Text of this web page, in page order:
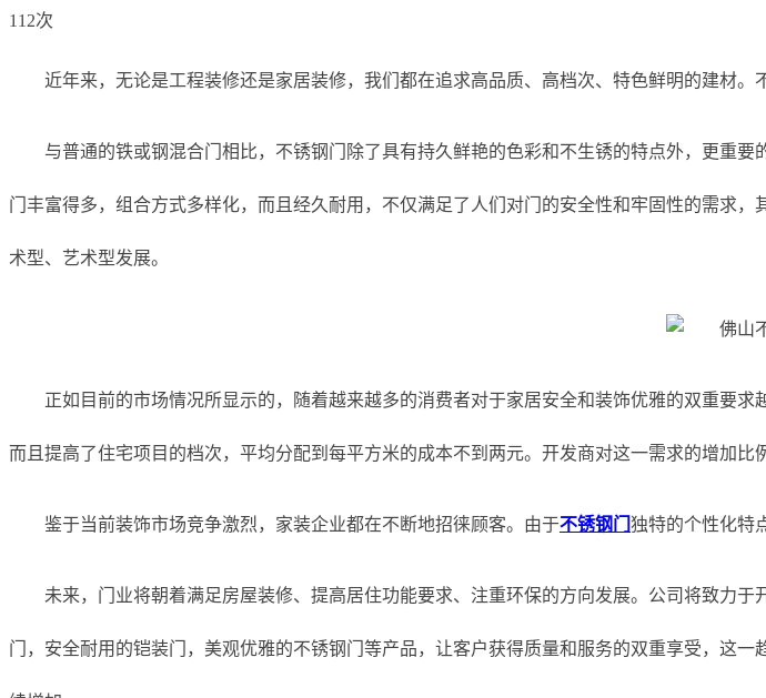
112次
近年来，无论是工程装修还是家居装修，我们都在追求高品质、高档次、特色鲜明的建材
与普通的铁或钢混合门相比，不锈钢门除了具有持久鲜艳的色彩和不生锈的特点外，更重
门丰富得多，组合方式多样化，而且经久耐用，不仅满足了人们对门的安全性和牢固性的需求
术型、艺术型发展。
正如目前的市场情况所显示的，随着越来越多的消费者对于家居安全和装饰优雅的双重要
而且提高了住宅项目的档次，平均分配到每平方米的成本不到两元。开发商对这一需求的增加比
鉴于当前装饰市场竞争激烈，家装企业都在不断地招徕顾客。由于不锈钢门 独特的个性化特
未来，门业将朝着满足房屋装修、提高居住功能要求、注重环保的方向发展。公司将致力
门，安全耐用的铠装门，美观优雅的不锈钢门等产品，让客户获得质量和服务的双重享受，这